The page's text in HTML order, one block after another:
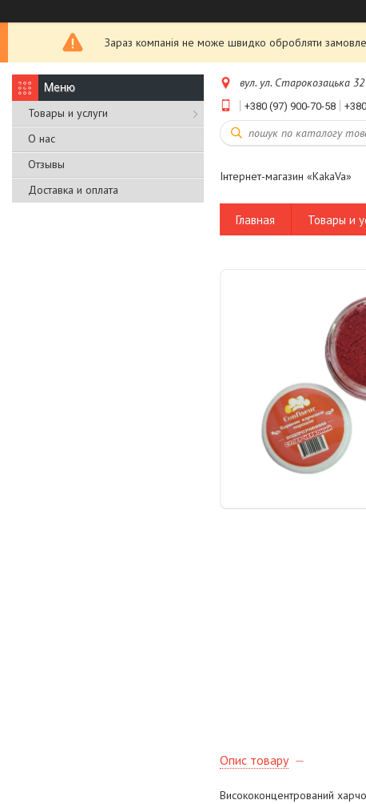
Зараз компанія не може швидко обробляти
Товары и услуги
О нас
Отзывы
Доставка и оплата
вул. ул. Старокозацька
+380 (97) 900-70-58
Інтернет-магазин «KakaVa»
Главная Товары и
Опис товару
Висококонцентрований